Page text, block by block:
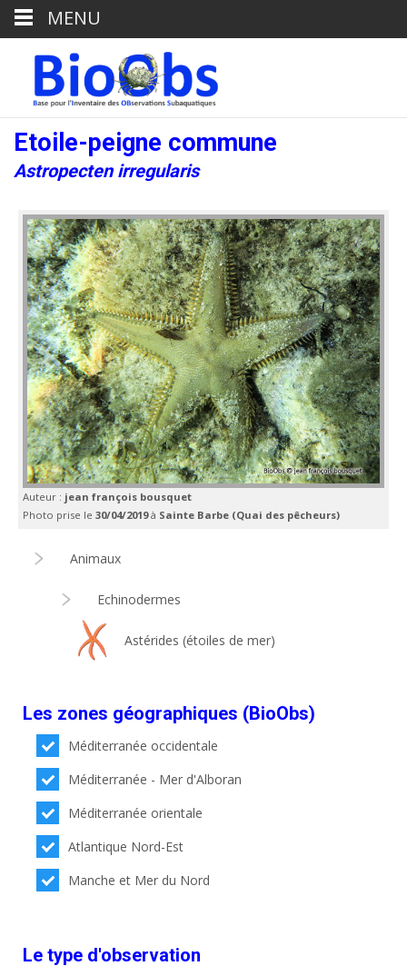
Etoile-peigne commune
Astropecten irregularis
Auteur : jean françois bousquet
Photo prise le 30/04/2019à Sainte Barbe (Quai des pêcheurs)
Animaux
Echinodermes
Astérides (étoiles de mer)
Les zones géographiques (BioObs)
Méditerranée occidentale
Méditerranée - Mer d'Alboran
Méditerranée orientale
Atlantique Nord-Est
Manche et Mer du Nord
Le type d'observation
MENU